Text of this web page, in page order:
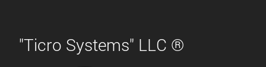
"Ticro Systems" LLC ®